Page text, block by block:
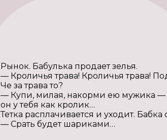
Рынок. Бабулька продает зелья.
— Кроличья трава! Кроличья трава!
Че за трава то?
— Купи, милая, накорми ею мужика —
он у тебя как кролик…
Тетка расплачивается и уходит. Бабка
— Срать будет шариками…